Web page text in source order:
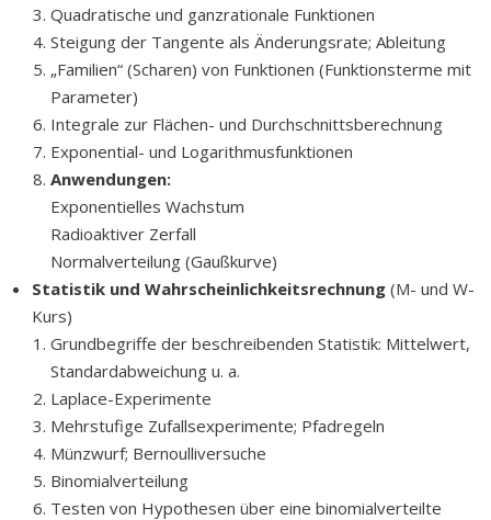
Quadratische und ganzrationale Funktionen
Steigung der Tangente als Änderungsrate; Ableitung
„Familien“ (Scharen) von Funktionen (Funktionsterme mit
Parameter)
Integrale zur Flächen- und Durchschnittsberechnung
Exponential- und Logarithmusfunktionen
Anwendungen:
Exponentielles Wachstum
Radioaktiver Zerfall
Normalverteilung (Gaußkurve)
Statistik und Wahrscheinlichkeitsrechnung(M- und W-
Kurs)
Grundbegriffe der beschreibenden Statistik: Mittelwert,
Standardabweichung u. a.
Laplace-Experimente
Mehrstufige Zufallsexperimente; Pfadregeln
Münzwurf; Bernoulliversuche
Binomialverteilung
Testen von Hypothesen über eine binomialverteilte